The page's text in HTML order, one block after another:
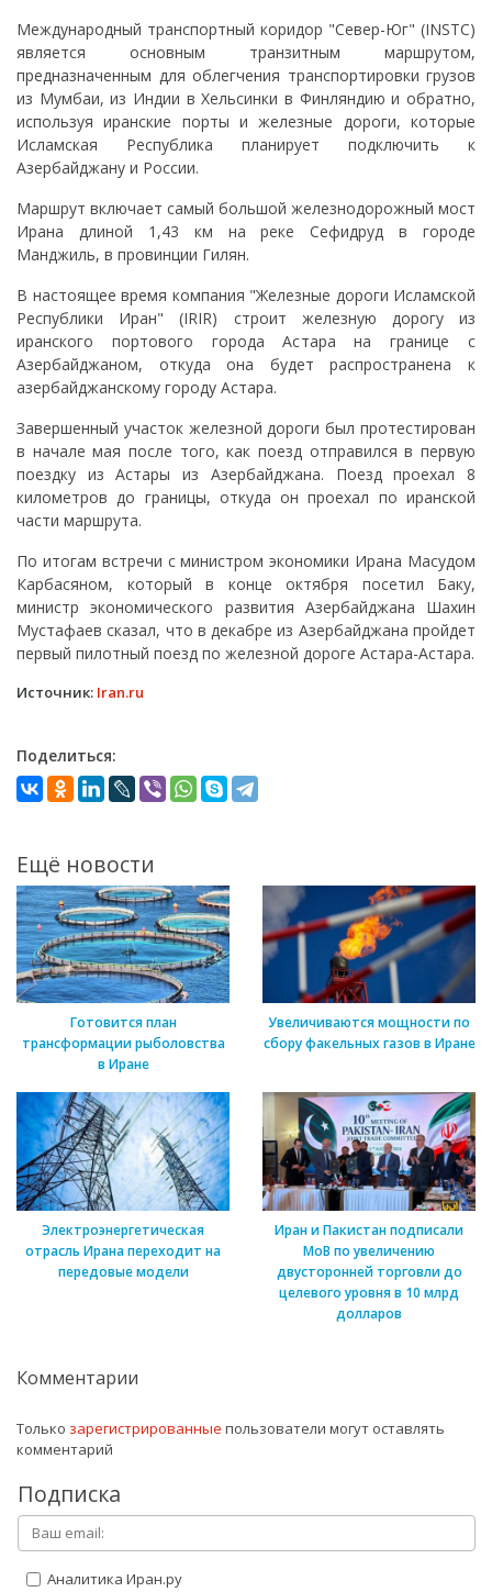
Международный транспортный коридор "Север-Юг" (INSTC)
является основным транзитным маршрутом,
предназначенным для облегчения транспортировки грузов
из Мумбаи, из Индии в Хельсинки в Финляндию и обратно,
используя иранские порты и железные дороги, которые
Исламская Республика планирует подключить к
Азербайджану и России.
Маршрут включает самый большой железнодорожный мост
Ирана длиной 1,43 км на реке Сефидруд в городе
Манджиль, в провинции Гилян.
В настоящее время компания "Железные дороги Исламской
Республики Иран" (IRIR) строит железную дорогу из
иранского портового города Астара на границе с
Азербайджаном, откуда она будет распространена к
азербайджанскому городу Астара.
Завершенный участок железной дороги был протестирован
в начале мая после того, как поезд отправился в первую
поездку из Астары из Азербайджана. Поезд проехал 8
километров до границы, откуда он проехал по иранской
части маршрута.
По итогам встречи с министром экономики Ирана Масудом
Карбасяном, который в конце октября посетил Баку,
министр экономического развития Азербайджана Шахин
Мустафаев сказал, что в декабре из Азербайджана пройдет
первый пилотный поезд по железной дороге Астара-Астара.
Источник: Iran.ru
Поделиться:
Ещё новости
Готовится план
трансформации рыболовства
в Иране
Увеличиваются мощности по
сбору факельных газов в Иране
Электроэнергетическая
отрасль Ирана переходит на
передовые модели
Иран и Пакистан подписали
МоВ по увеличению
двусторонней торговли до
целевого уровня в 10 млрд
долларов
Комментарии
Только зарегистрированные пользователи могут оставлять
комментарий
Подписка
Аналитика Иран.ру